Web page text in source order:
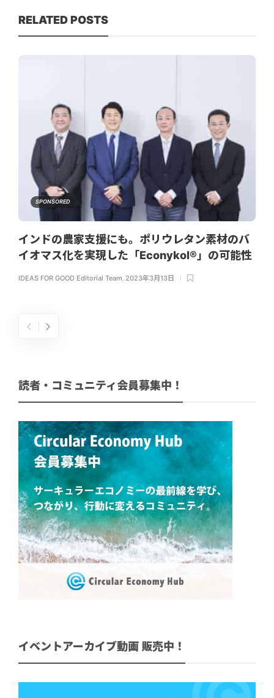
RELATED POSTS
SPONSORED
インドの農家支援にも。ポリウレタン素材のバ
イオマス化を実現した「Econykol®︎」の可能性
IDEAS FOR GOOD Editorial Team, 2023年3月13日
読者・コミュニティ会員募集中！
イベントアーカイブ動画 販売中！